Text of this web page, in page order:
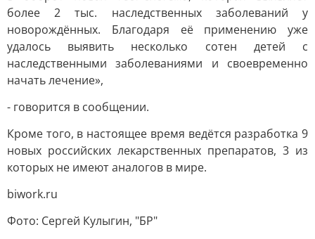
более 2 тыс. наследственных заболеваний у
новорождённых. Благодаря её применению уже
удалось выявить несколько сотен детей с
наследственными заболеваниями и своевременно
начать лечение»,
- говорится в сообщении.
Кроме того, в настоящее время ведётся разработка 9
новых российских лекарственных препаратов, 3 из
которых не имеют аналогов в мире.
biwork.ru
Фото: Сергей Кулыгин, "БР"